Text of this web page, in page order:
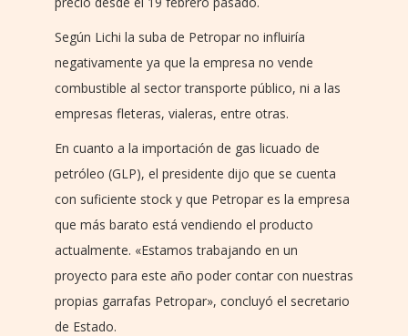
Según Lichi la suba de Petropar no influiría
negativamente ya que la empresa no vende
combustible al sector transporte público, ni a las
empresas fleteras, vialeras, entre otras.
En cuanto a la importación de gas licuado de
petróleo (GLP), el presidente dijo que se cuenta
con suficiente stock y que Petropar es la empresa
que más barato está vendiendo el producto
actualmente. «Estamos trabajando en un
proyecto para este año poder contar con nuestras
propias garrafas Petropar», concluyó el secretario
de Estado.